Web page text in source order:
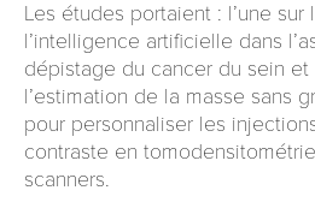
Les études portaient : l’une
l’intelligence artificielle dans
dépistage du cancer du sein et
l’estimation de la masse sans
pour personnaliser les
contraste en
scanners.